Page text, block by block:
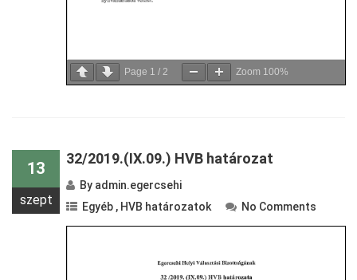
Page 1 /2 Zoom 100%
13
szept
32/2019.(IX.09.) HVB határozat
By admin.egercsehi
Egyéb , HVB határozatok No Comments